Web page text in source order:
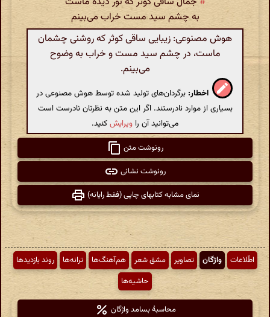
به چشم سید مست خراب می‌بینم
هوش مصنوعی: زیبایی ساقی کوثر که روشنی چشمان
ماست، در چشم سید مست و خراب به وضوح
می‌بینم.
اخطار: برگردان‌های تولید شده توسط هوش مصنوعی در
بسیاری از موارد نادرستند. اگر این متن به نظرتان نادرست است
می‌توانید آن را ویرایشکنید.
رونوشت متن
رونوشت نشانی
نمای مشابه کتابهای چاپی (فقط رایانه)
اطّلاعات واژگان تصاویر مشق شعر هم‌آهنگ‌ها ترانه‌ها
روند بازدیدها
حاشیه‌ها
محاسبهٔ بسامد واژگان